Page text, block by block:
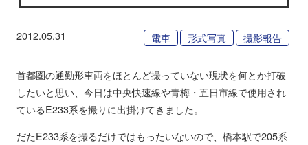
2012.05.31 電車 形式写真 撮影報告
首都圏の通勤形車両をほとんど撮っていない現状を何とか打破
したいと思い、今日は中央快速線や青梅・五日市線で使用され
ているE233系を撮りに出掛けてきました。
だたE233系を撮るだけではもったいないので、橋本駅で205系